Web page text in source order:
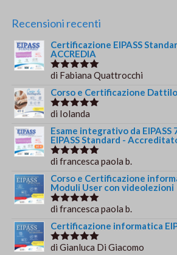
originale
€244.00.€179.00.
Recensioni recenti
Certificazione EIPASS
ACCREDIA
Valutato5
di Fabiana Quattrocchi
Corso e Certificazione
Valutato5
di Iolanda
Esame integrativo da EIPASS
EIPASS Standard -
Valutato5
di francesca paola b.
Corso e Certificazione
Moduli User con videolezioni
Valutato5
di francesca paola b.
Certificazione informatica
Valutato5
di Gianluca Di Giacomo